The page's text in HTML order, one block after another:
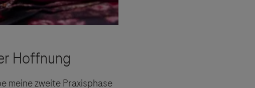
meine zweite Praxisphase